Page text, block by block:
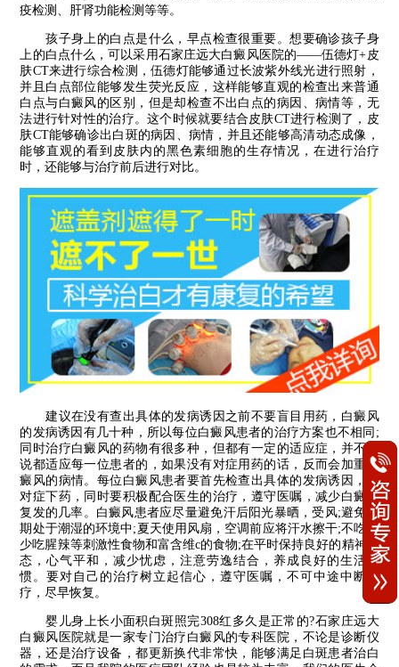
疫检测、肝肾功能检测等等。
孩子身上的白点是什么，早点检查很重要。想要确诊孩子身
上的白点什么，可以采用石家庄远大白癜风医院的——伍德灯+皮
肤CT来进行综合检测，伍德灯能够通过长波紫外线光进行照射，
并且白点部位能够发生荧光反应，这样能够直观的检查出来普通
白点与白癜风的区别，但是却检查不出白点的病因、病情等，无
法进行针对性的治疗。这个时候就要结合皮肤CT进行检测了，皮
肤CT能够确诊出白斑的病因、病情，并且还能够高清动态成像，
能够直观的看到皮肤内的黑色素细胞的生存情况，在进行治疗
时，还能够与治疗前后进行对比。
建议在没有查出具体的发病诱因之前不要盲目用药，白癜风
的发病诱因有几十种，所以每位白癜风患者的治疗方案也不相同;
同时治疗白癜风的药物有很多种，但都有一定的适应症，并不是
说都适应每一位患者的，如果没有对症用药的话，反而会加重白
癜风的病情。每位白癜风患者要首先检查出具体的发病诱因，再
对症下药，同时要积极配合医生的治疗，遵守医嘱，减少白癜风
复发的几率。白癜风患者应尽量避免汗后阳光暴晒，受风;避免长
期处于潮湿的环境中;夏天使用风扇，空调前应将汗水擦干;不吃或
少吃腥辣等刺激性食物和富含维c的食物;在平时保持良好的精神状
态，心气平和，减少忧虑，注意劳逸结合，养成良好的生活习
惯。要对自己的治疗树立起信心，遵守医嘱，不可中途中断治
疗，尽早恢复。
婴儿身上长小面积白斑照完308红多久是正常的?石家庄远大
白癜风医院就是一家专门治疗白癜风的专科医院，不论是诊断仪
器，还是治疗设备，都更新换代非常快，能够满足白斑患者治白